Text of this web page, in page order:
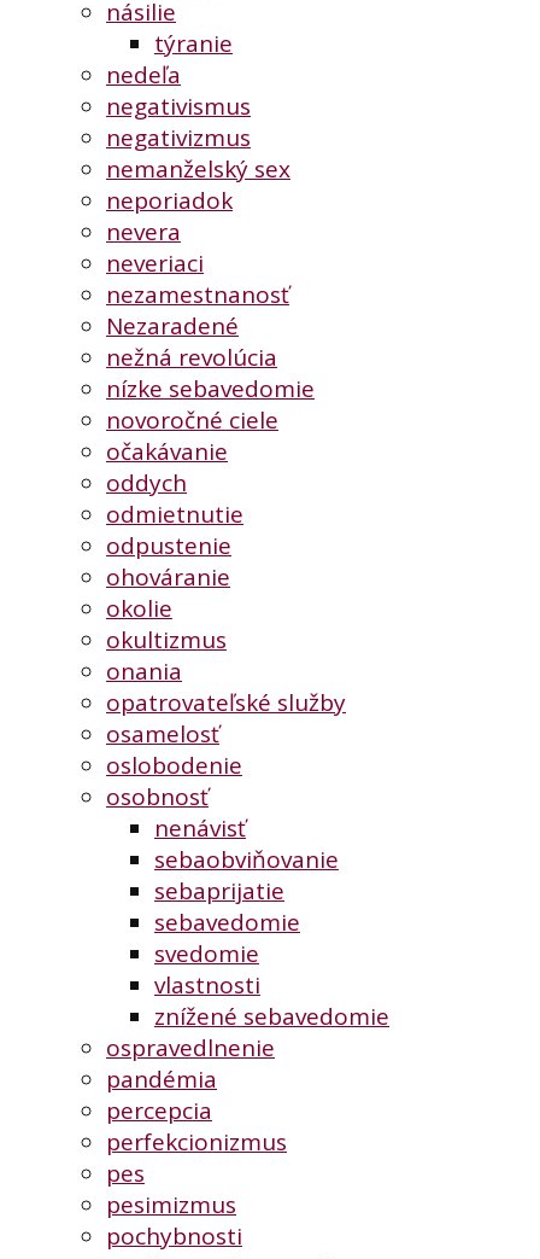
násilie
týranie
nedeľa
negativismus
negativizmus
nemanželský sex
neporiadok
nevera
neveriaci
nezamestnanosť
Nezaradené
nežná revolúcia
nízke sebavedomie
novoročné ciele
očakávanie
oddych
odmietnutie
odpustenie
ohováranie
okolie
okultizmus
onania
opatrovateľské služby
osamelosť
oslobodenie
osobnosť
nenávisť
sebaobviňovanie
sebaprijatie
sebavedomie
svedomie
vlastnosti
znížené sebavedomie
ospravedlnenie
pandémia
percepcia
perfekcionizmus
pes
pesimizmus
pochybnosti